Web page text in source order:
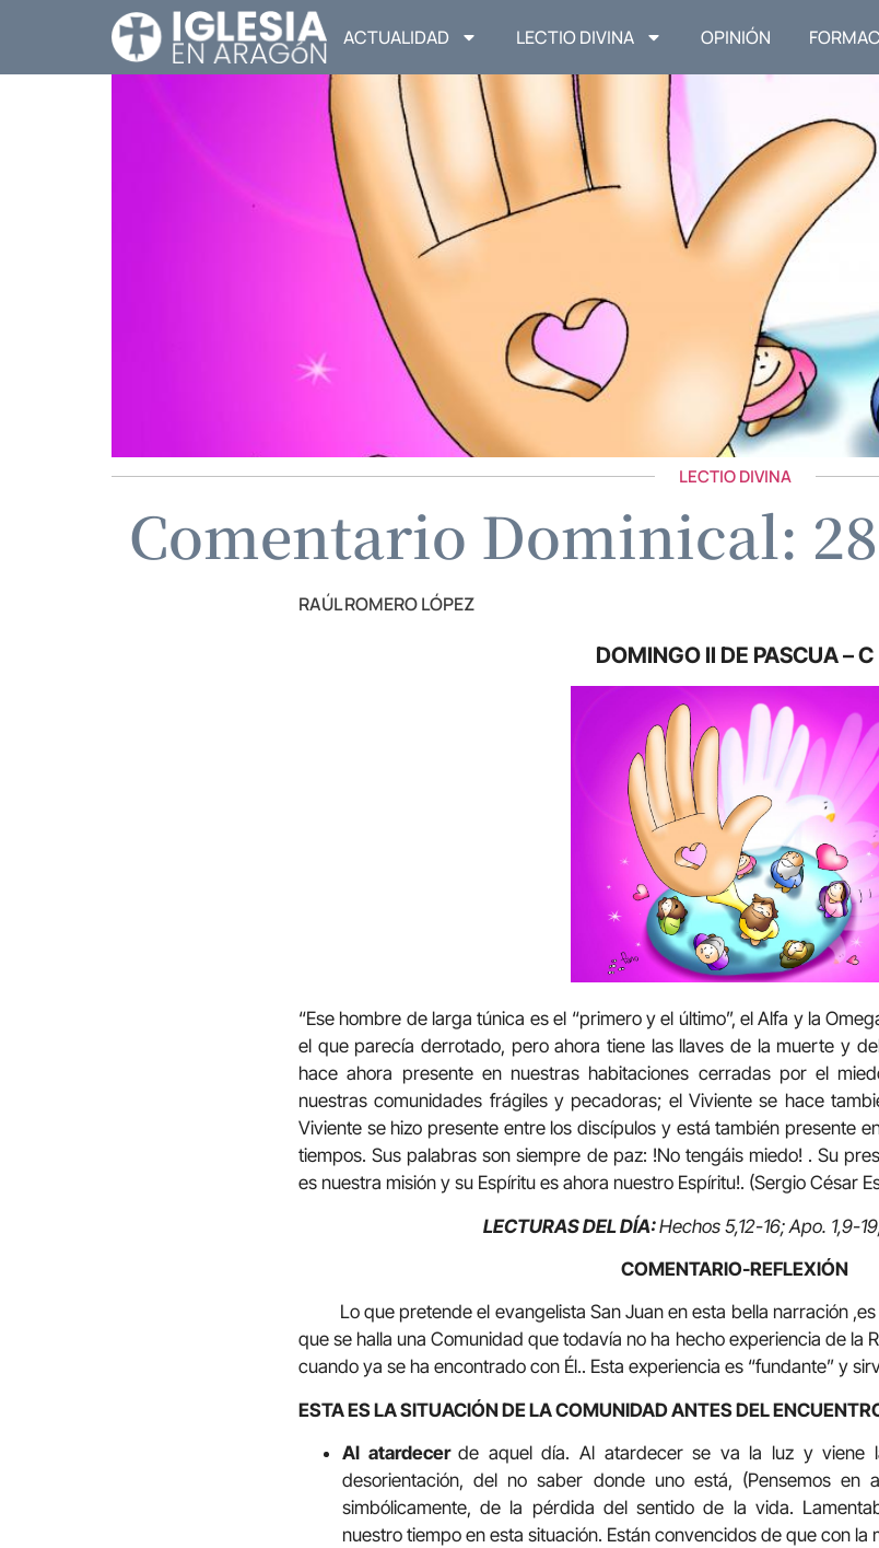
ACTUALIDAD LECTIO DIVINA OPINIÓN
LECTIO DIVINA
Comentario Dominical:
RAÚL ROMERO LÓPEZ
DOMINGO II DE PASCUA – C
“Ese hombre de larga túnica es el “primero y el último”, el Alfa y la
el que parecía derrotado, pero ahora tiene las llaves de la muerte y
hace ahora presente en nuestras habitaciones cerradas por el
nuestras comunidades frágiles y pecadoras; el Viviente se hace
Viviente se hizo presente entre los discípulos y está también presente
tiempos. Sus palabras son siempre de paz: !No tengáis miedo! . Su
es nuestra misión y su Espíritu es ahora nuestro Espíritu!. (Sergio César
LECTURAS DEL DÍA:Hechos 5,12-16; Apo. 1,9-
COMENTARIO-REFLEXIÓN
Lo que pretende el evangelista San Juan en esta bella narración ,es
que se halla una Comunidad que todavía no ha hecho experiencia de la
cuando ya se ha encontrado con Él.. Esta experiencia es “fundante” y
ESTA ES LA SITUACIÓN DE LA COMUNIDAD ANTES DEL
Al atardecerde aquel día. Al atardecer se va la luz y viene
desorientación, del no saber donde uno está, (Pensemos en
simbólicamente, de la pérdida del sentido de la vida.
nuestro tiempo en esta situación. Están convencidos de que con la